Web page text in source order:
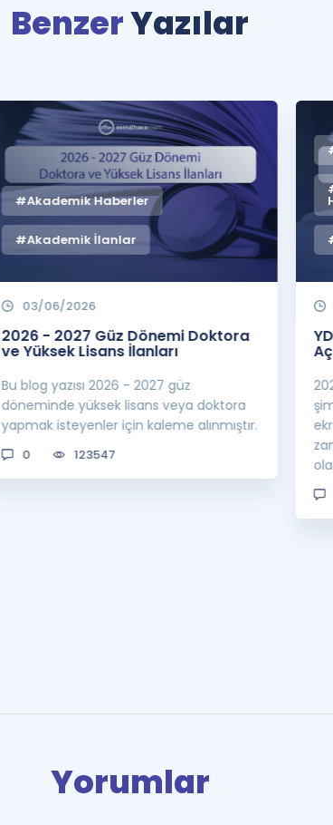
BenzerYazılar
#Akademik Haberler
#Akademik İlanlar
03/06/2026
2026 - 2027 Güz Dönemi Doktora
ve Yüksek Lisans İlanları
Bu blog yazısı 2026 - 2027 güz
döneminde yüksek lisans veya doktora
yapmak isteyenler için kaleme alınmıştır.
0 123547
Yorumlar